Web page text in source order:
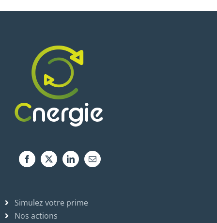
Simulez votre prime
Nos actions